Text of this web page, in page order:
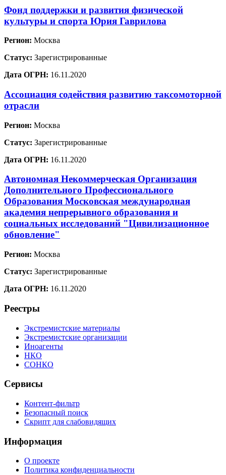
Фонд поддержки и развития физической
культуры и спорта Юрия Гаврилова
Регион: Москва
Статус: Зарегистрированные
Дата ОГРН: 16.11.2020
Ассоциация содействия развитию таксомоторной
отрасли
Регион: Москва
Статус: Зарегистрированные
Дата ОГРН: 16.11.2020
Автономная Некоммерческая Организация
Дополнительного Профессионального
Образования Московская международная
академия непрерывного образования и
социальных исследований "Цивилизационное
обновление"
Регион: Москва
Статус: Зарегистрированные
Дата ОГРН: 16.11.2020
Реестры
Экстремистские материалы
Экстремистские организации
Иноагенты
НКО
СОНКО
Сервисы
Контент-фильтр
Безопасный поиск
Скрипт для слабовидящих
Информация
О проекте
Политика конфиденциальности